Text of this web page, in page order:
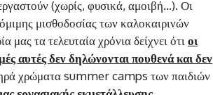
(χωρίς, φυσικά, αμοιβή…). Οι
μισθοδοσίας των καλοκαιρινών
τα τελευταία χρόνια δείχνει ότι οι
αυτές δεν δηλώνονται πουθενά και δεν
χρώματα summer camps των παιδιών